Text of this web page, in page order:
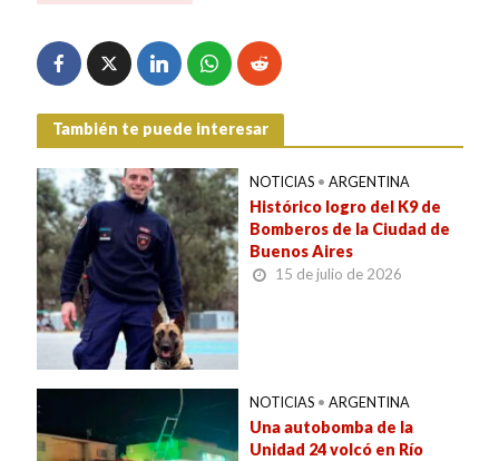
También te puede interesar
NOTICIAS • ARGENTINA
Histórico logro del K9 de
Bomberos de la Ciudad de
Buenos Aires
15 de julio de 2026
NOTICIAS • ARGENTINA
Una autobomba de la
Unidad 24 volcó en Río